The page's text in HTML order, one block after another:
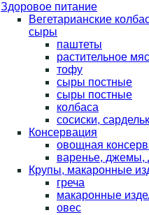
Здоровое питание
Вегетарианские
сыры
паштеты
растительное
тофу
сыры постные
сыры постные
колбаса
сосиски,
Консервация
овощная
варенье, джемы,
Крупы, макаронные
греча
макаронные
овес